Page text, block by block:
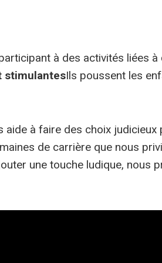
à des activités liées
stimulantesIls poussent les
à faire des choix judicieux
de carrière que nous
une touche ludique, nous